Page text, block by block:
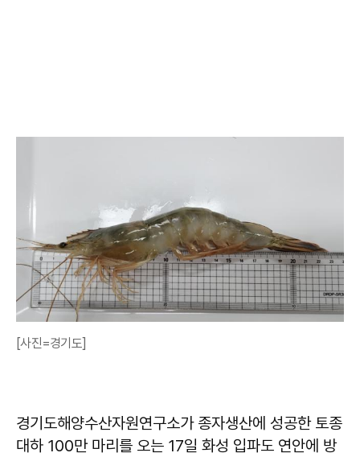
[사진=경기도]
경기도해양수산자원연구소가 종자생산에 성공한 토종
대하 100만 마리를 오는 17일 화성 입파도 연안에 방